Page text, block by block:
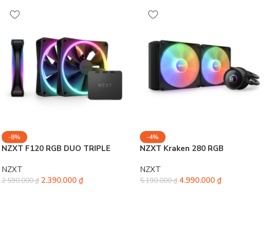
-8%
NZXT F120 RGB DUO TRIPLE
NZXT
2.590.000₫ 2.390.000₫
-4%
NZXT Kraken 280 RGB
NZXT
5.190.000₫ 4.990.000₫